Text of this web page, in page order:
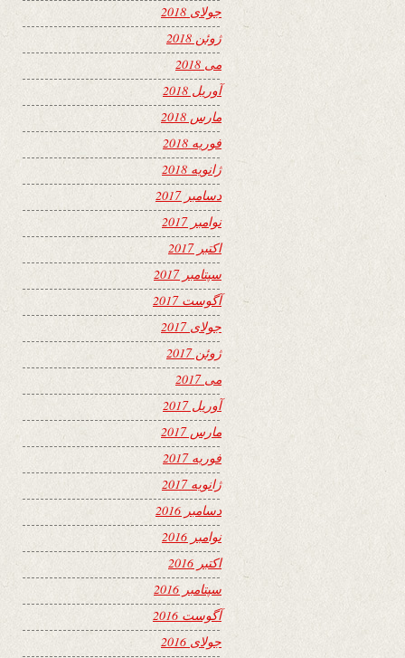
جولای 2018
ژوئن 2018
می 2018
آوریل 2018
مارس 2018
فوریه 2018
ژانویه 2018
دسامبر 2017
نوامبر 2017
اکتبر 2017
سپتامبر 2017
آگوست 2017
جولای 2017
ژوئن 2017
می 2017
آوریل 2017
مارس 2017
فوریه 2017
ژانویه 2017
دسامبر 2016
نوامبر 2016
اکتبر 2016
سپتامبر 2016
آگوست 2016
جولای 2016